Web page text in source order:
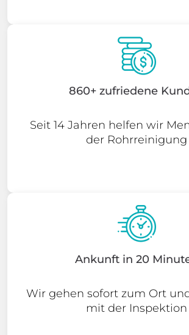
860+ zufriedene
Seit 14 Jahren helfen wir
der Rohrreinigung
Ankunft in 20
Wir gehen sofort zum Ort
mit der Inspektion